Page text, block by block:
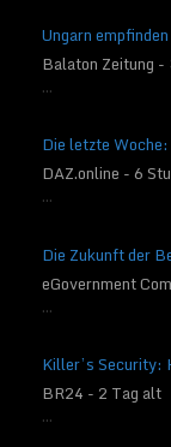
Ungarn
Balaton Zeitung -
...
Die letzte
DAZ.online - 6
...
Die Zukunft der
eGovernment
...
Killer’s Security:
BR24 - 2 Tag alt
...